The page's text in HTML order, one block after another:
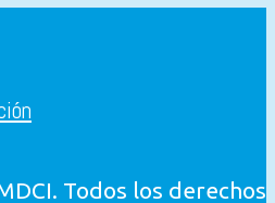
Todos los derechos